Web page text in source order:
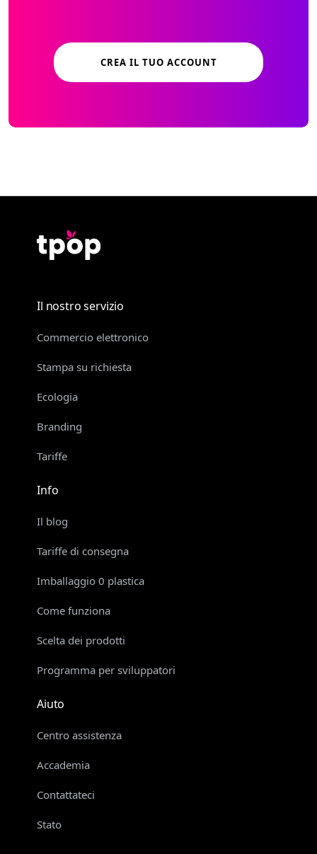
CREA IL TUO ACCOUNT
Il nostro servizio
Commercio elettronico
Stampa su richiesta
Ecologia
Branding
Tariffe
Info
Il blog
Tariffe di consegna
Imballaggio 0 plastica
Come funziona
Scelta dei prodotti
Programma per sviluppatori
Aiuto
Centro assistenza
Accademia
Contattateci
Stato